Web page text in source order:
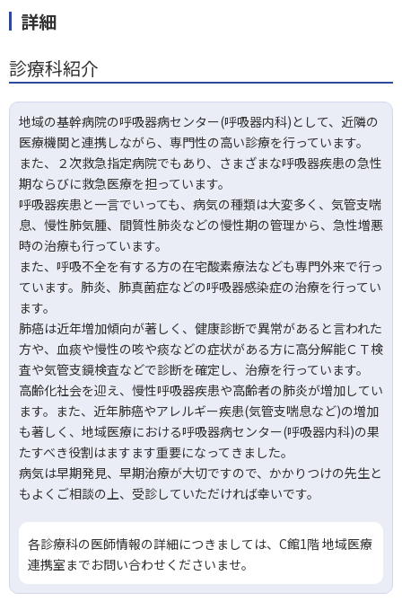
詳細
診療科紹介
地域の基幹病院の呼吸器病センター(呼吸器内科)として、近隣の
医療機関と連携しながら、専門性の高い診療を行っています。
また、２次救急指定病院でもあり、さまざまな呼吸器疾患の急性
期ならびに救急医療を担っています。
呼吸器疾患と一言でいっても、病気の種類は大変多く、気管支喘
息、慢性肺気腫、間質性肺炎などの慢性期の管理から、急性増悪
時の治療も行っています。
また、呼吸不全を有する方の在宅酸素療法なども専門外来で行っ
ています。肺炎、肺真菌症などの呼吸器感染症の治療を行ってい
ます。
肺癌は近年増加傾向が著しく、健康診断で異常があると言われた
方や、血痰や慢性の咳や痰などの症状がある方に高分解能ＣＴ検
査や気管支鏡検査などで診断を確定し、治療を行っています。
高齢化社会を迎え、慢性呼吸器疾患や高齢者の肺炎が増加してい
ます。また、近年肺癌やアレルギー疾患(気管支喘息など)の増加
も著しく、地域医療における呼吸器病センター(呼吸器内科)の果
たすべき役割はますます重要になってきました。
病気は早期発見、早期治療が大切ですので、かかりつけの先生と
もよくご相談の上、受診していただければ幸いです。
各診療科の医師情報の詳細につきましては、C館1階 地域医療
連携室までお問い合わせくださいませ。